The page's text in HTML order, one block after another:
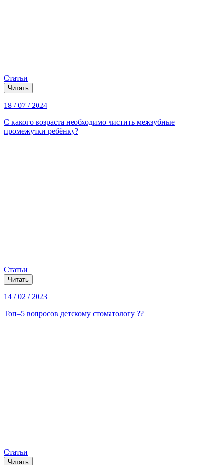
Статьи
Читать
18 / 07 / 2024
С какого возраста необходимо чистить межзубные
промежутки ребёнку?
Статьи
Читать
14 / 02 / 2023
Топ–5 вопросов детскому стоматологу ??
Статьи
Читать